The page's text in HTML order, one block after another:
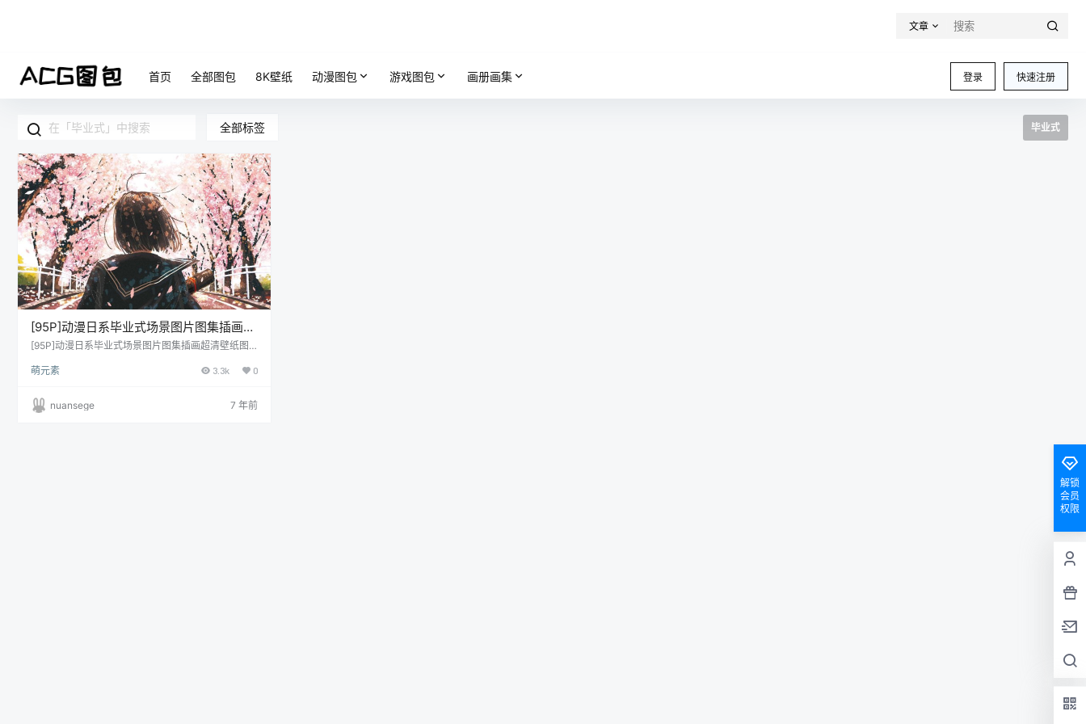
文章
登录 快速注册
首页 全部图包 8K壁纸 动漫图包 游戏图包 画册画集
全部标签 毕业式
[95P]动漫日系毕业式场景图片图集插画超
清壁纸图片素材图包合集下载_持续更新
[95P]动漫日系毕业式场景图片图集插画超清壁纸图
萌元素
3.3k 0
nuansege 7 年前
解锁
会员
权限